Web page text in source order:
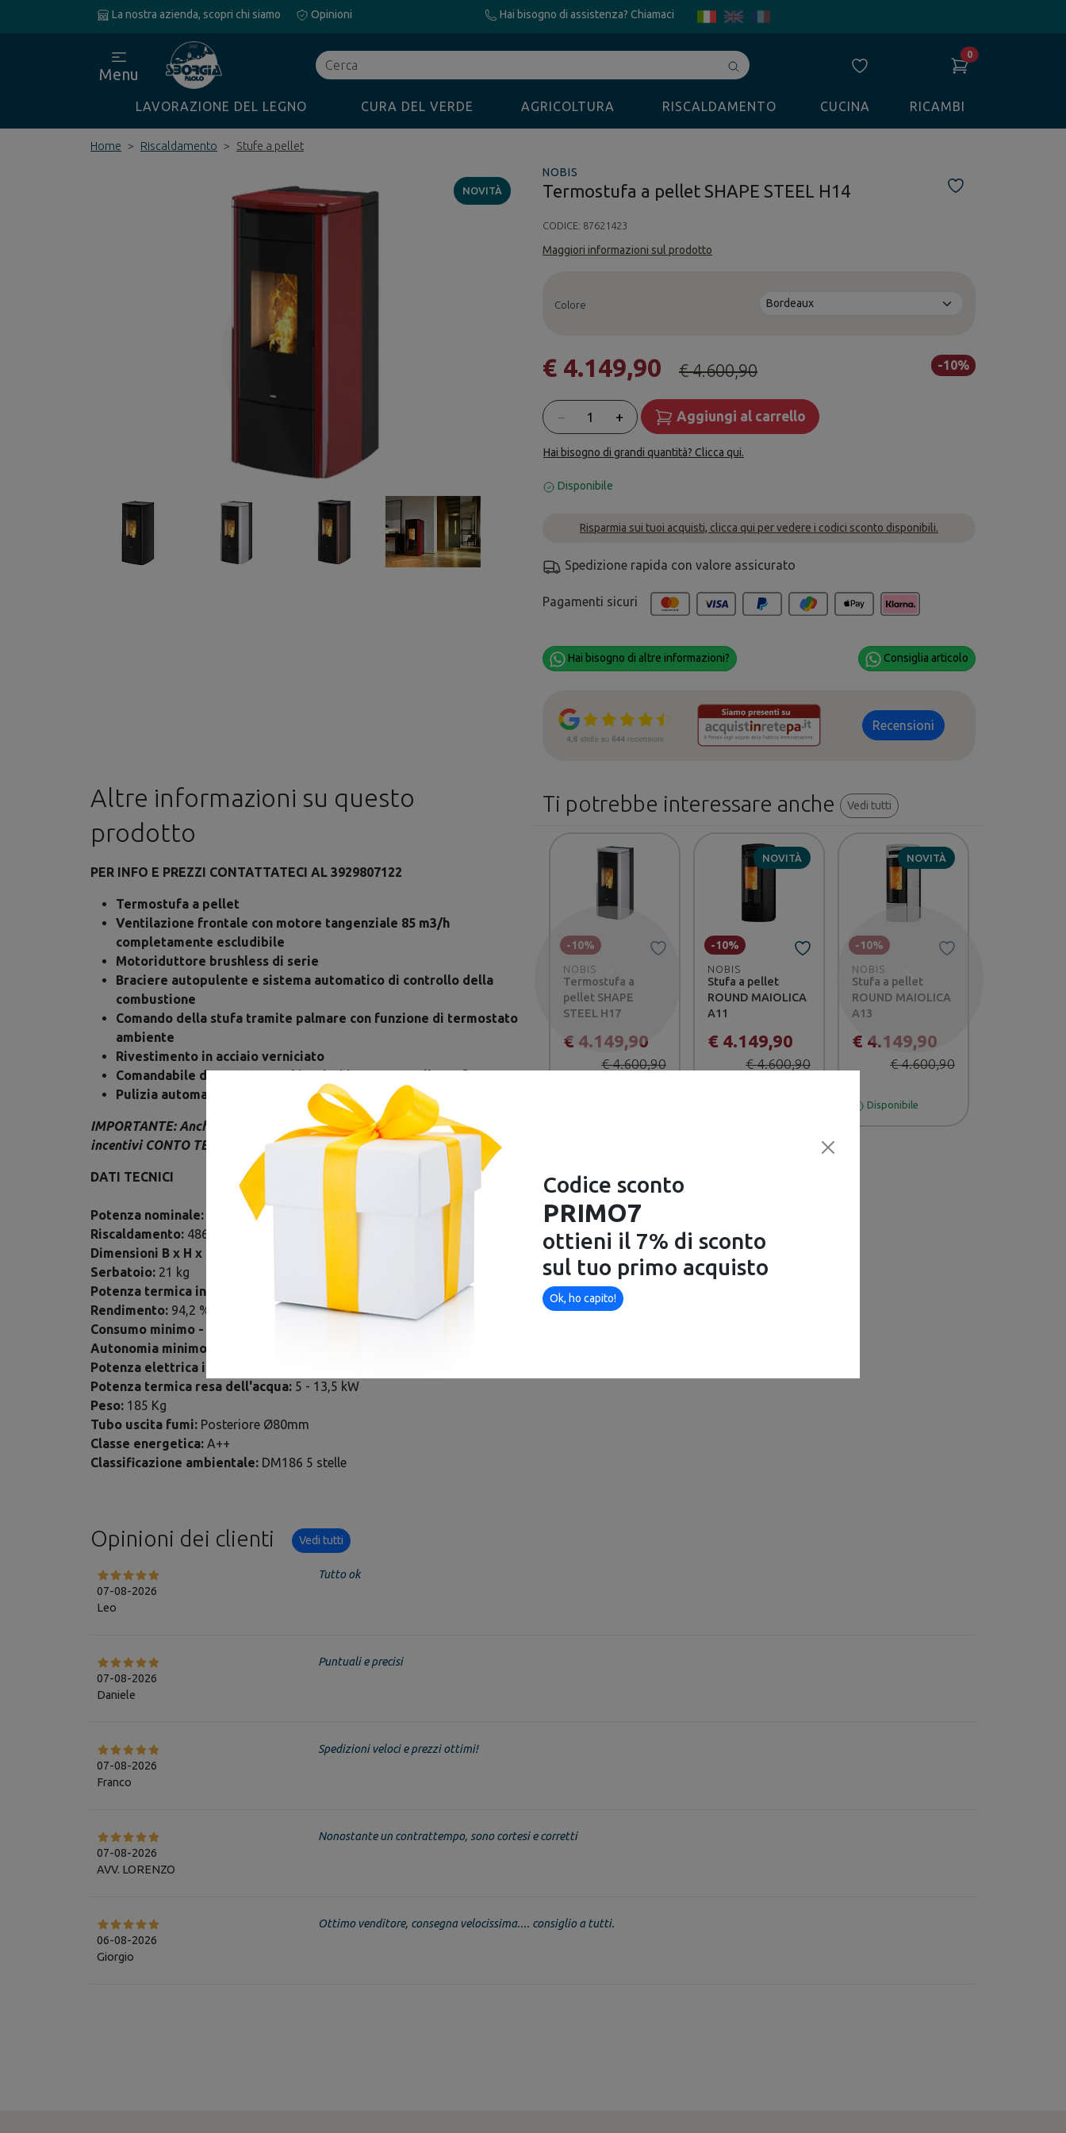
La nostra azienda, scopri chi siamo Opinioni Hai bisogno di assistenza? Chiamaci
Cerca
Avvia
ricerca
0
Menu
LAVORAZIONE DEL LEGNO CURA DEL VERDE AGRICOLTURA RISCALDAMENTO CUCINA RICAMBI
Home Riscaldamento Stufe a pellet
NOVITÀ
NOBIS
Termostufa a pellet SHAPE STEEL H14
CODICE: 87621423
Maggiori informazioni sul prodotto
Colore
-10%
€ 4.149,90 € 4.600,90
Quantità
− + Aggiungi al carrello
Hai bisogno di grandi quantità? Clicca qui.
Disponibile
Risparmia sui tuoi acquisti, clicca qui per vedere i codici sconto disponibili.
Spedizione rapida con valore assicurato
Pagamenti sicuri
Hai bisogno di altre informazioni? Consiglia articolo
Recensioni
Altre informazioni su questo
prodotto
PER INFO E PREZZI CONTATTATECI AL 3929807122
Termostufa a pellet
Ventilazione frontale con motore tangenziale 85 m3/h
completamente escludibile
Motoriduttore brushless di serie
Braciere autopulente e sistema automatico di controllo della
combustione
Comando della stufa tramite palmare con funzione di termostato
ambiente
Rivestimento in acciaio verniciato
Comandabile da remoto con kit Wi-Fi integrato nella stufa
Pulizia automatica dei turbolatori
IMPORTANTE: Anche acquistando online è possibile accedere agli
incentivi CONTO TERMICO o DETRAZIONE FISCALE
DATI TECNICI
Potenza nominale:
8,4 - 17,8 kW
Riscaldamento: 486 m³
Dimensioni B x H x P:
Serbatoio: 21 kg
Potenza termica introdotta:
8,8 - 21,2 Kw
Rendimento: 94,2 %
Consumo minimo - massimo:
Autonomia minimo - massimo:
Potenza elettrica in esercizio:
Potenza termica resa dell'acqua: 5 - 13,5 kW
Peso: 185 Kg
Tubo uscita fumi: Posteriore Ø80mm
Classe energetica: A++
Classificazione ambientale: DM186 5 stelle
Ti potrebbe interessare anche Vedi tutti
NOBIS
Termostufa a
pellet SHAPE
STEEL H17
€ 4.149,90
€ 4.600,90
-10%
NOVITÀ
NOBIS
Stufa a pellet
ROUND MAIOLICA
A11
€ 4.149,90
€ 4.600,90
-10%
NOVITÀ
NOBIS
Stufa a pellet
ROUND MAIOLICA
A13
€ 4.149,90
€ 4.600,90
-10%
Disponibile
Precedente Successivo
Opinioni dei clienti Vedi tutti
07-08-2026
Leo
Tutto ok
07-08-2026
Daniele
Puntuali e precisi
07-08-2026
Franco
Spedizioni veloci e prezzi ottimi!
07-08-2026
AVV. LORENZO
Nonostante un contrattempo, sono cortesi e corretti
06-08-2026
Giorgio
Ottimo venditore, consegna velocissima.... consiglio a tutti.
Codice sconto
PRIMO7
ottieni il 7% di sconto
sul tuo primo acquisto
Ok, ho capito!